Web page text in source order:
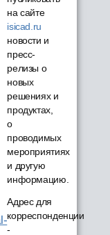
на сайте
isicad.ru
новости и
пресс-
релизы о
новых
решениях и
продуктах,
о
проводимых
мероприятиях
и другую
информацию.
Адрес для
корреспонденции
-